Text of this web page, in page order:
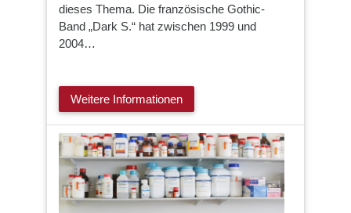
dieses Thema. Die französische Gothic-
Band „Dark S.“ hat zwischen 1999 und
2004…
Weitere Informationen